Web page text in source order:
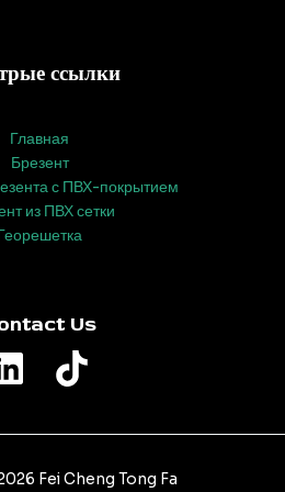
ссылки
Главная
Брезент
с ПВХ-покрытием
из ПВХ сетки
Us
Fei Cheng Tong Fa